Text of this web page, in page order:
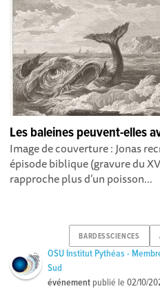
Les baleines peuvent-elles
Image de couverture : Jonas
épisode biblique (gravure du
rapproche plus d’un poisson...
BARDESSCIENCES
OSU Institut Pythéas -
Sud
événement publié le02/10/